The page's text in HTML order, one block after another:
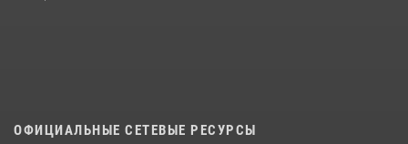
ОФИЦИАЛЬНЫЕ СЕТЕВЫЕ РЕСУРСЫ